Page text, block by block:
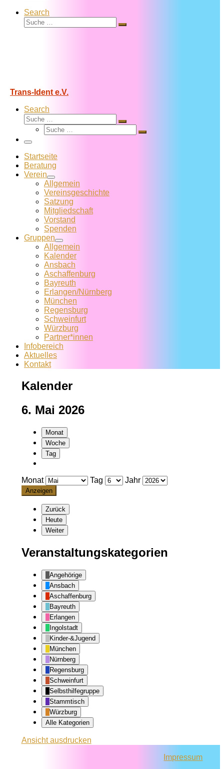
Search
Suche
Suche
Trans-Ident e.V.
Search
Suche
Suche
Suche
Suche
Menü
Startseite
Beratung
Verein
Allgemein
Vereins­geschichte
Satzung
Mitglied­schaft
Vorstand
Spenden
Gruppen
Allgemein
Kalender
Ansbach
Aschaffenburg
Bayreuth
Erlangen/Nürnberg
München
Regensburg
Schweinfurt
Würzburg
Partner*innen
Infobereich
Aktuelles
Kontakt
Kalender
6. Mai 2026
Monat
Woche
Tag
Monat Tag Jahr
Zurück
Heute
Weiter
Veranstaltungskategorien
Angehörige
Ansbach
Aschaffenburg
Bayreuth
Erlangen
Ingolstadt
Kinder-&Jugend
München
Nürnberg
Regensburg
Schweinfurt
Selbsthilfegruppe
Stammtisch
Würzburg
Alle Kategorien
Ansichtausdrucken
Impressum